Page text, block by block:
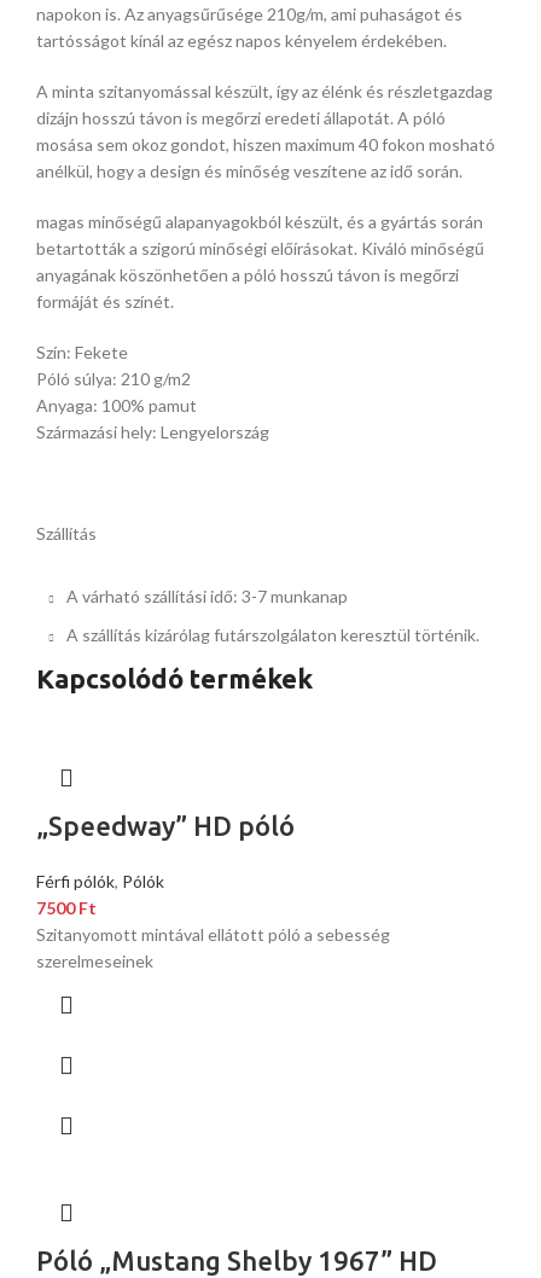
napokon is. Az anyagsűrűsége 210g/m, ami puhaságot és
tartósságot kínál az egész napos kényelem érdekében.
A minta szitanyomással készült, így az élénk és részletgazdag
dizájn hosszú távon is megőrzi eredeti állapotát. A póló
mosása sem okoz gondot, hiszen maximum 40 fokon mosható
anélkül, hogy a design és minőség veszítene az idő során.
magas minőségű alapanyagokból készült, és a gyártás során
betartották a szigorú minőségi előírásokat. Kiváló minőségű
anyagának köszönhetően a póló hosszú távon is megőrzi
formáját és színét.
Szín: Fekete
Póló súlya: 210 g/m2
Anyaga: 100% pamut
Származási hely: Lengyelország
Szállítás
A várható szállítási idő: 3-7 munkanap
A szállítás kizárólag futárszolgálaton keresztül történik.
Kapcsolódó termékek
„Speedway” HD póló
Férfi pólók, Pólók
7500Ft
Szitanyomott mintával ellátott póló a sebesség
szerelmeseinek
Póló „Mustang Shelby 1967” HD